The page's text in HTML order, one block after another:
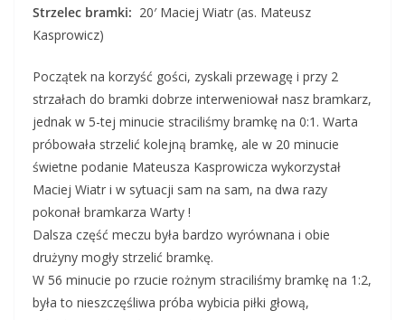
Strzelec bramki: 20′ Maciej Wiatr (as. Mateusz
Kasprowicz)
Początek na korzyść gości, zyskali przewagę i przy 2
strzałach do bramki dobrze interweniował nasz bramkarz,
jednak w 5-tej minucie straciliśmy bramkę na 0:1. Warta
próbowała strzelić kolejną bramkę, ale w 20 minucie
świetne podanie Mateusza Kasprowicza wykorzystał
Maciej Wiatr i w sytuacji sam na sam, na dwa razy
pokonał bramkarza Warty !
Dalsza część meczu była bardzo wyrównana i obie
drużyny mogły strzelić bramkę.
W 56 minucie po rzucie rożnym straciliśmy bramkę na 1:2,
była to nieszczęśliwa próba wybicia piłki głową,